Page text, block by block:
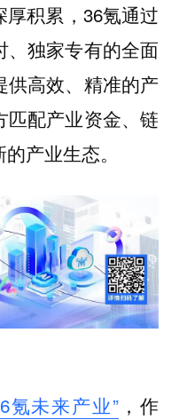
积累，36氪通过
、独家专有的全面
供高效、精准的产
匹配产业资金、链
产业生态。
氪未来产业”，作